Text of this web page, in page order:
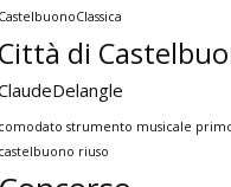
di
strumento musicale
riuso